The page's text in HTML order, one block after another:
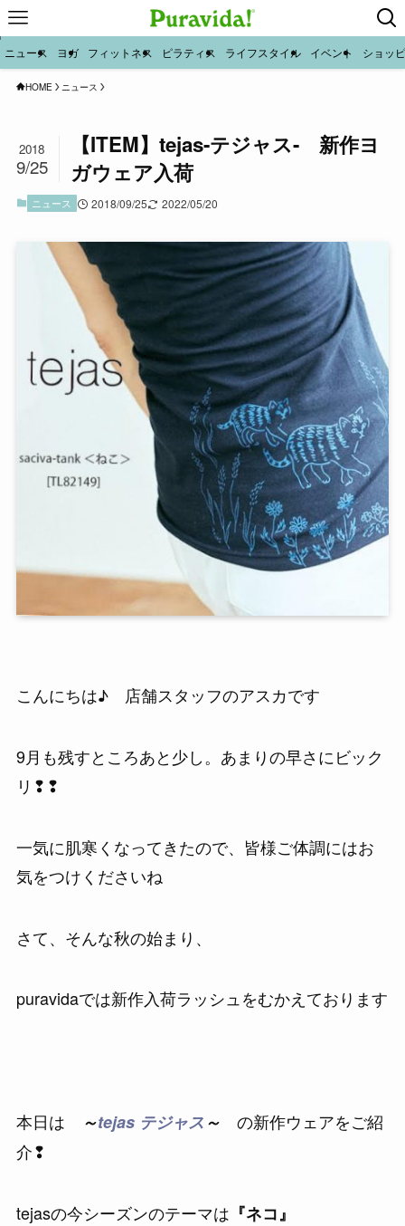
ニュース ヨガ フィットネス ピラティス ライフスタイル イベント ショッ
HOME ニュース
【ITEM】tejas-テジャス- 新作ヨ
ガウェア入荷
2018
9/25
ニュース 2018/09/25 2022/05/20
こんにちは♪ 店舗スタッフのアスカです
9月も残すところあと少し。あまりの早さにビック
リ❢❢
一気に肌寒くなってきたので、皆様ご体調にはお
気をつけくださいね
さて、そんな秋の始まり、
puravidaでは新作入荷ラッシュをむかえております
本日は ～tejas テジャス～ の新作ウェアをご紹
介❢
tejasの今シーズンのテーマは 『ネコ』